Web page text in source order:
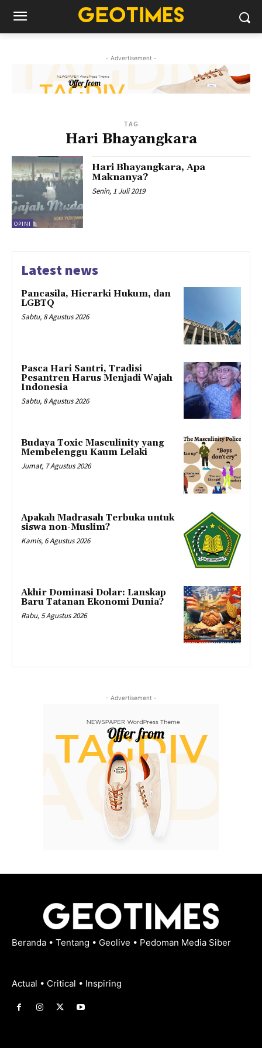
- Advertisement -
TAG
Hari Bhayangkara
OPINI
Hari Bhayangkara, Apa
Maknanya?
Senin, 1 Juli 2019
Latest news
Pancasila, Hierarki Hukum, dan
LGBTQ
Sabtu, 8 Agustus 2026
Pasca Hari Santri, Tradisi
Pesantren Harus Menjadi Wajah
Indonesia
Sabtu, 8 Agustus 2026
Budaya Toxic Masculinity yang
Membelenggu Kaum Lelaki
Jumat, 7 Agustus 2026
Apakah Madrasah Terbuka untuk
siswa non-Muslim?
Kamis, 6 Agustus 2026
Akhir Dominasi Dolar: Lanskap
Baru Tatanan Ekonomi Dunia?
Rabu, 5 Agustus 2026
- Advertisement -
Beranda • Tentang • Geolive • Pedoman Media Siber
Actual • Critical • Inspiring